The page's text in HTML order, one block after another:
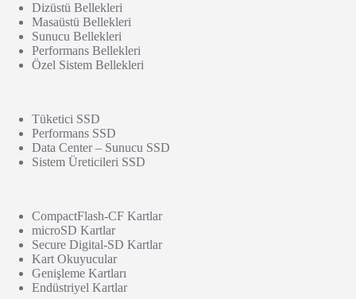
Dizüstü Bellekleri
Masaüstü Bellekleri
Sunucu Bellekleri
Performans Bellekleri
Özel Sistem Bellekleri
Tüketici SSD
Performans SSD
Data Center – Sunucu SSD
Sistem Üreticileri SSD
CompactFlash-CF Kartlar
microSD Kartlar
Secure Digital-SD Kartlar
Kart Okuyucular
Genişleme Kartları
Endüstriyel Kartlar